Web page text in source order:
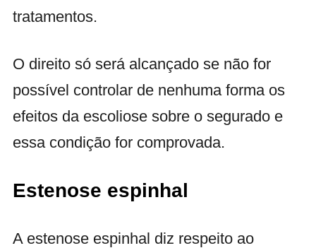
tratamentos.
O direito só será alcançado se não for
possível controlar de nenhuma forma os
efeitos da escoliose sobre o segurado e
essa condição for comprovada.
Estenose espinhal
A estenose espinhal diz respeito ao